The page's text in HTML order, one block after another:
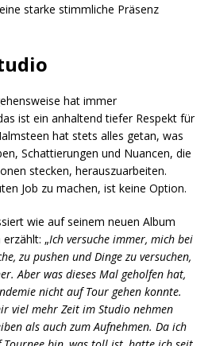
starke stimmliche Präsenz
hat immer
ist ein anhaltend tiefer Respekt für
hat stets alles getan, was
Schattierungen und Nuancen, die
stecken, herauszuarbeiten.
Job zu machen, ist keine Option.
wie auf seinem neuen Album
„Ich versuche immer, mich bei
zu pushen und Dinge zu versuchen,
Aber was dieses Mal geholfen hat,
nicht auf Tour gehen konnte.
viel mehr Zeit im Studio nehmen
als auch zum Aufnehmen. Da ich